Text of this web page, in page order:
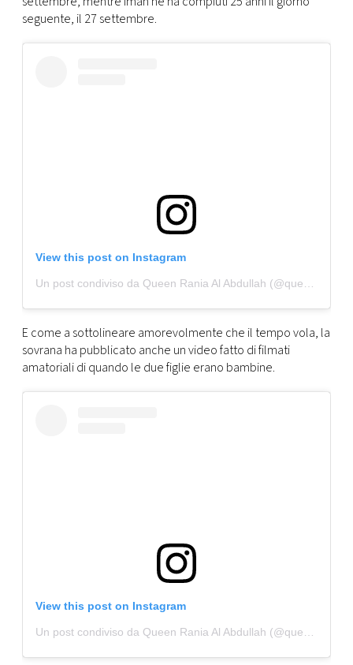
CONSIGLIA
seguente, il 27 settembre.
View this post on Instagram
Un post condiviso da Queen Rania Al Abdullah (@queenrania)
E come a sottolineare amorevolmente che il tempo vola, la
sovrana ha pubblicato anche un video fatto di filmati
amatoriali di quando le due figlie erano bambine.
View this post on Instagram
Un post condiviso da Queen Rania Al Abdullah (@queenrania)